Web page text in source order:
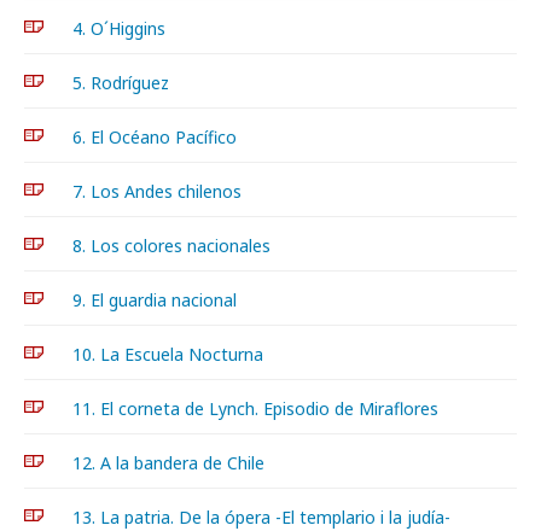
4. O´Higgins
5. Rodríguez
6. El Océano Pacífico
7. Los Andes chilenos
8. Los colores nacionales
9. El guardia nacional
10. La Escuela Nocturna
11. El corneta de Lynch. Episodio de Miraflores
12. A la bandera de Chile
13. La patria. De la ópera -El templario i la judía-